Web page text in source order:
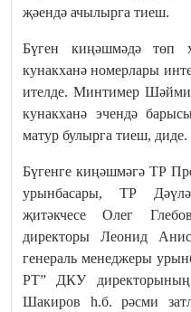
җәендә ачылырга тиеш.
Бүген киңәшмәдә төп
кунакханә номерлары
ителде. Минтимер
кунакханә эчендә
матур булырга тиеш, диде.
Бүгенге киңәшмәгә ТР
урынбасары, ТР
җитәкчесе Олег
директоры Леонид
генераль менеджеры
РТ” ДКУ директорының
Шакиров һ.б. рәсми